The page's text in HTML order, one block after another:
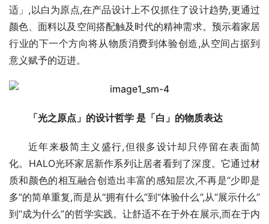
适」,以白为原点,在产品设计上不仅抓住了设计趋势,更通过
颜色、面料以及空间搭配触及时代的精神需求。预示着家居
行业的下一个方向将从物质消费到体验创造,从空间占据到
意义赋予的迈进。
「光之原点」的设计哲学 是「白」的物质表达
近年来极简主义盛行,但很多设计却只停留在表面简
化。HALO光环家居新作系列让居者看到了深度。它通过材
质和颜色的相互融合创造出丰富的感知层次,不再是“少即是
多”的简单重复,而是从“拥有什么”到“体验什么”,从“展示什么”
到“成为什么”的哲学实践。让舒适不在于外在展示,而在于内